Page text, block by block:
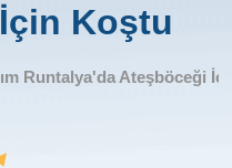
Koştu
Runtalya'da Ateşböceği